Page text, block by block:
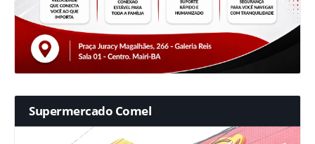
Supermercado Comel